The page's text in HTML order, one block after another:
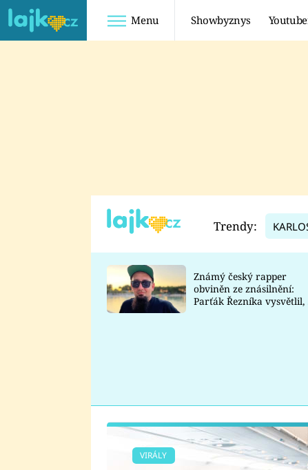
Menu Showbyznys
TADEÁŠ KUBĚNKA
DATEL
Trendy:
Známý český rapper
obviněn ze znásilnění:
Parťák Řezníka vysvětlil,
VIRÁLY